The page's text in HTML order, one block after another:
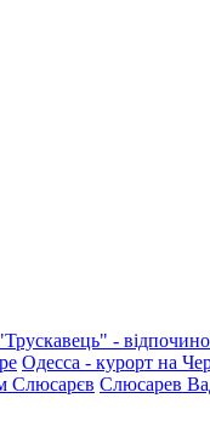
-
Одесса - курорт на
Слюсарєв Слюсарев